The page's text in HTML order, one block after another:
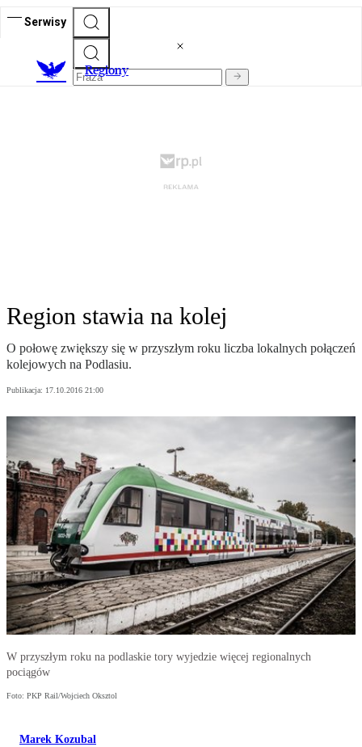
Serwisy
Regiony
Region stawia na kolej
O połowę zwiększy się w przyszłym roku liczba lokalnych połączeń
kolejowych na Podlasiu.
Publikacja: 17.10.2016 21:00
W przyszłym roku na podlaskie tory wyjedzie więcej regionalnych
pociągów
Foto: PKP Rail/Wojciech Oksztol
Marek Kozubal